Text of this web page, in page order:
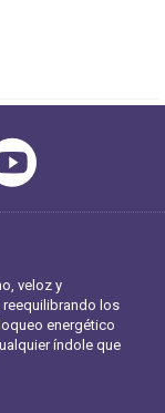
veloz y
los
energético
índole que